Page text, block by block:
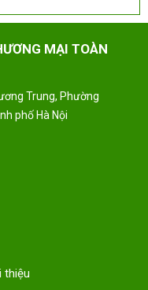
MẠI TOÀN
Trung, Phường
phố Hà Nội
thiệu